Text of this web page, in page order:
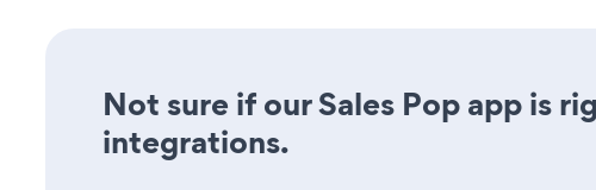
Not sure if our Sales Pop app is
integrations.